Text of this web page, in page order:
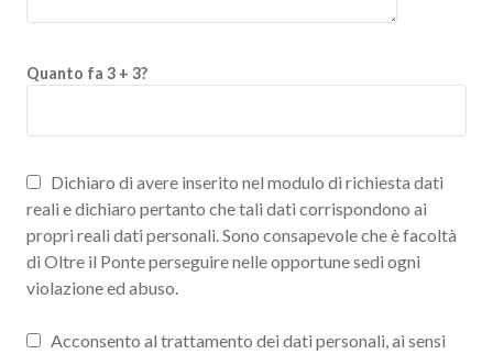
Quanto fa 3 + 3?
Dichiaro di avere inserito nel modulo di richiesta dati
reali e dichiaro pertanto che tali dati corrispondono ai
propri reali dati personali. Sono consapevole che è facoltà
di Oltre il Ponte perseguire nelle opportune sedi ogni
violazione ed abuso.
Acconsento al trattamento dei dati personali, ai sensi